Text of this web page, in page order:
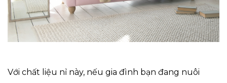
Với chất liệu nỉ này, nếu gia đình bạn đang nuôi